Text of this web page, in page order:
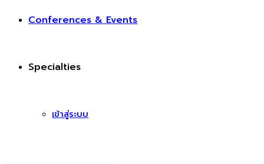
Conferences & Events
Specialties
เข้าสู่ระบบ